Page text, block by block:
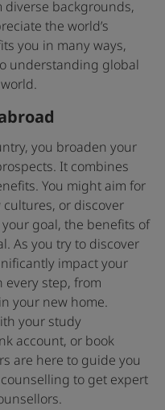
backgrounds,
the world’s
you in many ways,
understanding global
you broaden your
It combines
You might aim for
or discover
goal, the benefits of
As you try to discover
impact your
every step, from
your new home.
your study
account, or book
are here to guide you
to get expert